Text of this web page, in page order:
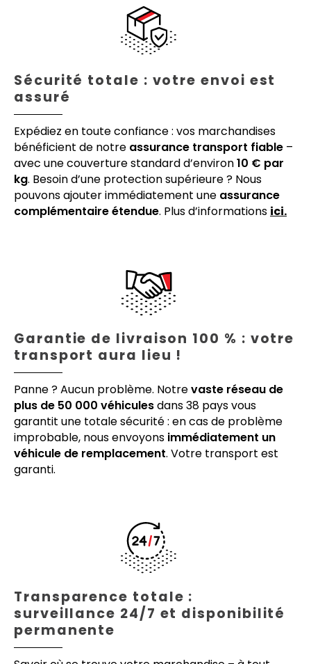
Sécurité totale : votre envoi est
assuré
Expédiez en toute confiance : vos marchandises
bénéficient de notre assurance transport fiable –
avec une couverture standard d’environ10 € par
kg. Besoin d’une protection supérieure ? Nous
pouvons ajouter immédiatement une assurance
complémentaire étendue. Plus d’informations ici.
Garantie de livraison 100 % : votre
transport aura lieu !
Panne ? Aucun problème. Notrevaste réseau de
plus de 50 000 véhiculesdans 38 pays vous
garantit une totale sécurité : en cas de problème
improbable, nous envoyons immédiatement un
véhicule de remplacement. Votre transport est
garanti.
Transparence totale :
surveillance 24/7 et disponibilité
permanente